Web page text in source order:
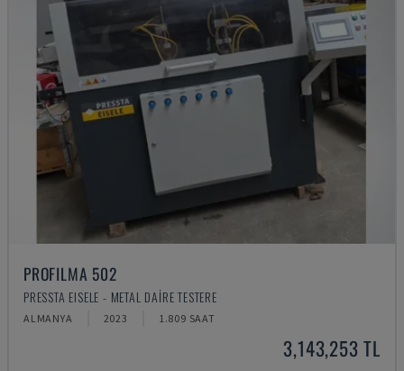
PROFILMA 502
PRESSTA EISELE - METAL DAIRE TESTERE
ALMANYA 2023 1.809 SAAT
3,143,253 TL